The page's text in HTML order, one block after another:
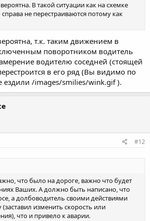
В такой ситуации как на схемке
не перестраиваются потому как
т.к. таким движением в
поворотником водитель
водителю соседней (стоящей
в его ряд (Вы видимо по
/images/smilies/wink.gif ).
#12
что было на дороге, важно что будет
Ваших. А должно быть написано, что
а долбоводитель своими действиями
изменить скорость или
что и привело к аварии.